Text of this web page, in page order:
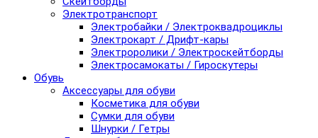
Электротранспорт
Электробайки / Электроквадроциклы
Электрокарт / Дрифт-кары
Электроролики / Электроскейтборды
Электросамокаты / Гироскутеры
Обувь
Аксессуары для обуви
Косметика для обуви
Сумки для обуви
Шнурки / Гетры